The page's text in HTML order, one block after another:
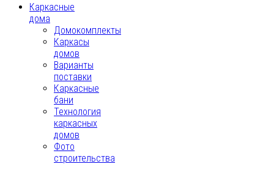
Каркасные
дома
Домокомплекты
Каркасы
домов
Варианты
поставки
Каркасные
бани
Технология
каркасных
домов
Фото
строительства